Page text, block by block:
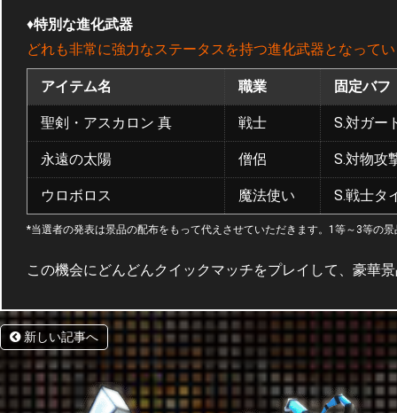
♦特別な進化武器
どれも非常に強力なステータスを持つ進化武器となって
アイテム名 職業 固定バフ
聖剣・アスカロン 真 戦士 S.対ガー
永遠の太陽 僧侶 S.対物攻
ウロボロス 魔法使い S.戦士タ
*当選者の発表は景品の配布をもって代えさせていただきます。1等～3等の
この機会にどんどんクイックマッチをプレイして、豪華
新しい記事へ